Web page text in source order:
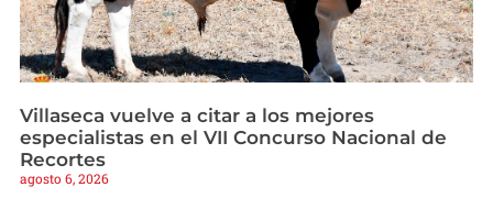
Villaseca vuelve a citar a los mejores
especialistas en el VII Concurso Nacional de
Recortes
agosto 6, 2026